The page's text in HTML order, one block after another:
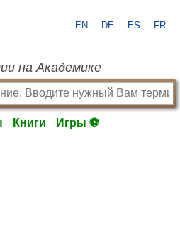
EN DE ES FR
на Академике
Книги Игры ⚽